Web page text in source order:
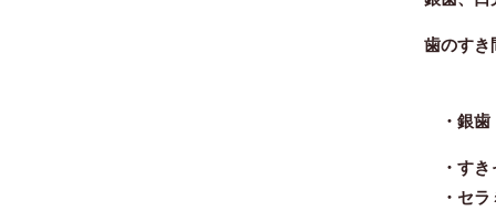
歯のすき
・ 銀
・すき
・セラミ